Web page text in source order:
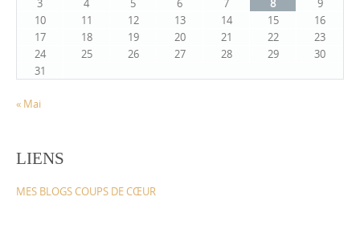
3
4 5 6 7 8
9
10
11 12 13 14 15
16
17
18 19 20 21 22
23
24
25 26 27 28 29
30
31
« Mai
LIENS
MES BLOGS COUPS DE CŒUR